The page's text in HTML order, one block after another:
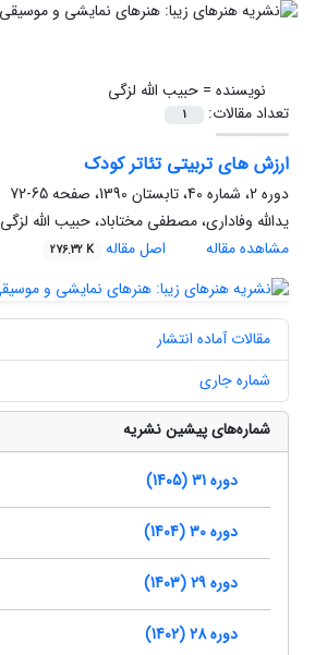
نویسنده =حبیب الله لزگی
تعداد مقالات:
1
ارزش های تربیتی تئاتر کودک
دوره 2، شماره 40، تابستان 1390، صفحه
65-72
یدالله وفاداری، مصطفی مختاباد، حبیب الله لزگی
مشاهده مقاله
اصل مقاله 276.32 K
مقالات آماده انتشار
شماره جاری
شماره‌های پیشین نشریه
دوره 31 (1405)
دوره 30 (1404)
دوره 29 (1403)
دوره 28 (1402)